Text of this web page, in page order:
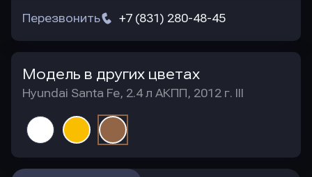
+7 (831) 280-48-45
Перезвонить
Модель в других цветах
Hyundai Santa Fe, 2.4 л АКПП, 2012 г. III